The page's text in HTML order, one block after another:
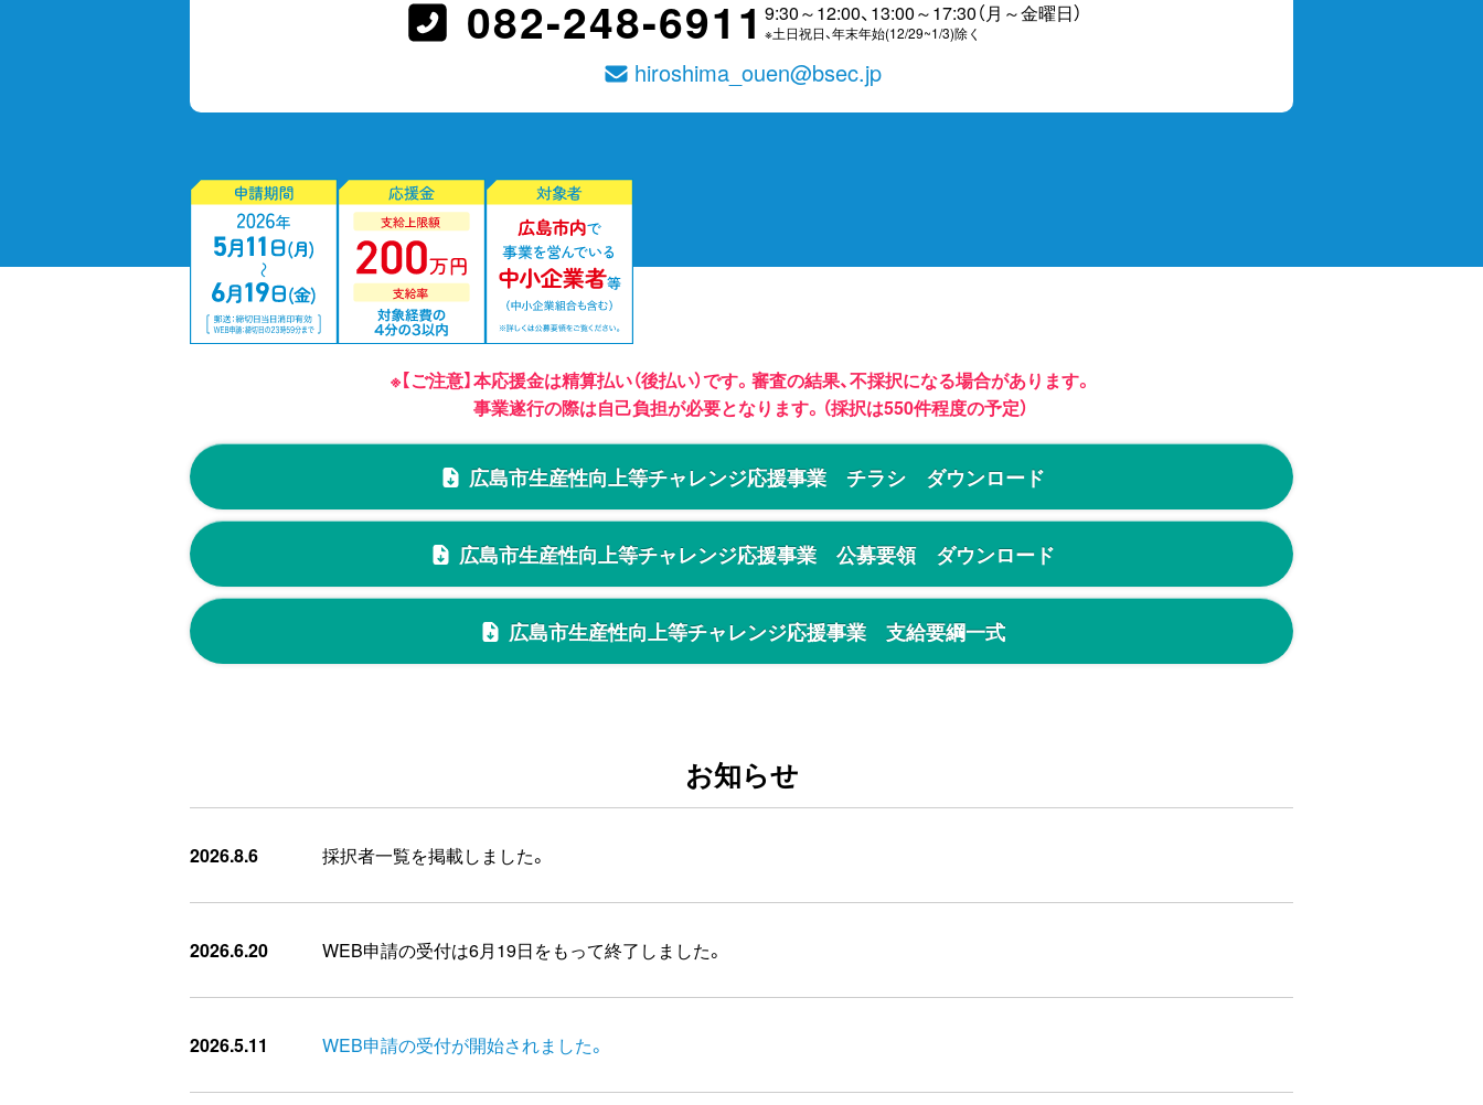
082-248-6911 9:30～12:00、13:00～17:30（月～金曜日）
※土日祝日、年末年始(12/29~1/3)除く
hiroshima_ouen@bsec.jp
※【ご注意】本応援金は精算払い（後払い）です。審査の結果、不採択になる場合があります。
事業遂行の際は自己負担が必要となります。（採択は550件程度の予定）
広島市生産性向上等チャレンジ応援事業 チラシ ダウンロード
広島市生産性向上等チャレンジ応援事業 公募要領 ダウンロード
広島市生産性向上等チャレンジ応援事業 支給要綱一式
お知らせ
2026.8.6 採択者一覧を掲載しました。
2026.6.20 WEB申請の受付は6月19日をもって終了しました。
2026.5.11 WEB申請の受付が開始されました。